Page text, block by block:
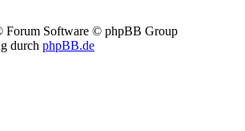
Forum Software © phpBB Group
durch phpBB.de